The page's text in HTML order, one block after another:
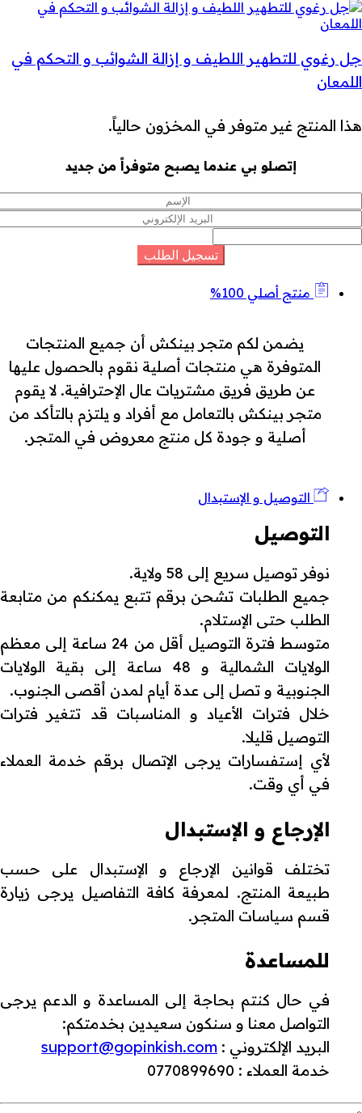
جل رغوي للتطهير اللطيف و إزالة الشوائب و التحكم في
اللمعان
هذا المنتج غير متوفر في المخزون حالياً.
إتصلو بي عندما يصبح متوفراً من جديد
منتج أصلي 100%
يضمن لكم متجر بينكش أن جميع المنتجات
المتوفرة هي منتجات أصلية نقوم بالحصول عليها
عن طريق فريق مشتريات عال الإحترافية. لا يقوم
متجر بينكش بالتعامل مع أفراد و يلتزم بالتأكد من
أصلية و جودة كل منتج معروض في المتجر.
التوصيل و الإستبدال
التوصيل
نوفر توصيل سريع إلى 58 ولاية.
جميع الطلبات تشحن برقم تتبع يمكنكم من متابعة
الطلب حتى الإستلام.
متوسط فترة التوصيل أقل من 24 ساعة إلى معظم
الولايات الشمالية و 48 ساعة إلى بقية الولايات
الجنوبية و تصل إلى عدة أيام لمدن أقصى الجنوب.
خلال فترات الأعياد و المناسبات قد تتغير فترات
التوصيل قليلا.
لأي إستفسارات يرجى الإتصال برقم خدمة العملاء
في أي وقت.
الإرجاع و الإستبدال
تختلف قوانين الإرجاع و الإستبدال على حسب
طبيعة المنتج. لمعرفة كافة التفاصيل يرجى زيارة
قسم سياسات المتجر.
للمساعدة
في حال كنتم بحاجة إلى المساعدة و الدعم يرجى
التواصل معنا و سنكون سعيدين بخدمتكم:
البريد الإلكتروني : support@gopinkish.com
خدمة العملاء : 0770899690